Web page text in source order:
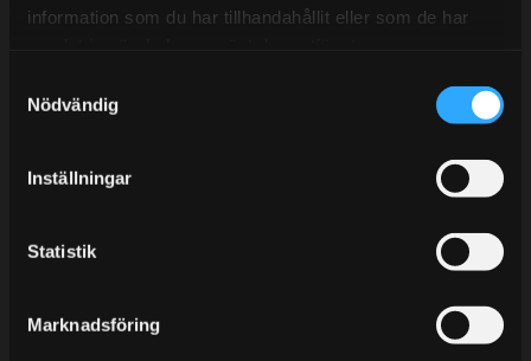
information som du har tillhandahållit eller som de har
Nödvändig
Inställningar
Statistik
Marknadsföring
KUNSKAPSCENTER
KUNDTJÄNST